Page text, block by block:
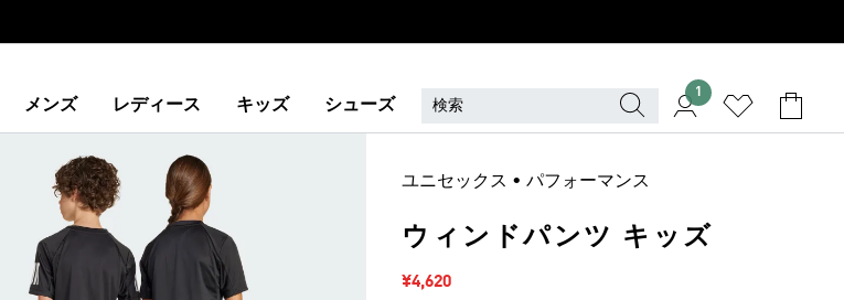
メンズ レディース キッズ シューズ
1
ユニセックス • パフォーマンス
ウィンドパンツ キッズ
セール価格
¥4,620